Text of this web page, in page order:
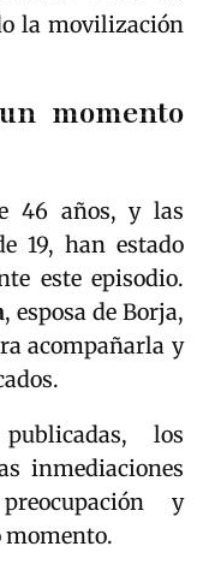
la movilización
momento
46 años, y las
19, han estado
este episodio.
, esposa de Borja,
acompañarla y
los
inmediaciones
y
momento.